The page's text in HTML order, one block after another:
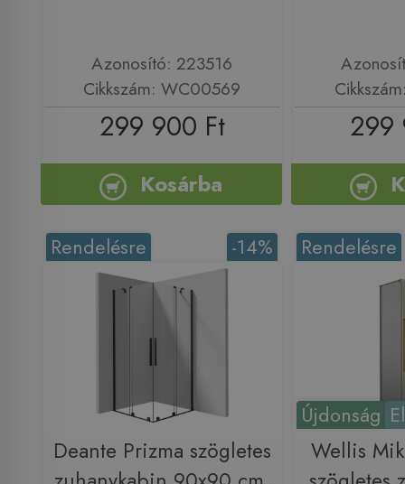
Azonosító: 223516
Cikkszám: WC00569
299 900 Ft
Kosárba
299
-14%
Rendelésre
Deante Prizma szögletes
Újdonság
Rendelésre
Wellis